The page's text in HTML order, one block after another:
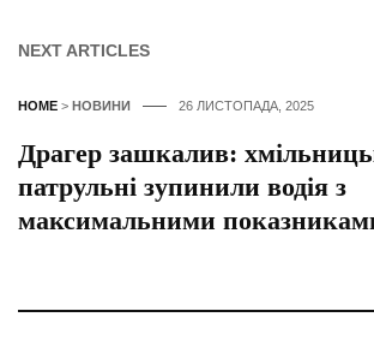
NEXT ARTICLES
HOME > НОВИНИ 26 ЛИСТОПАДА, 2025
Драгер зашкалив:
патрульні зупинили водія з
максимальними